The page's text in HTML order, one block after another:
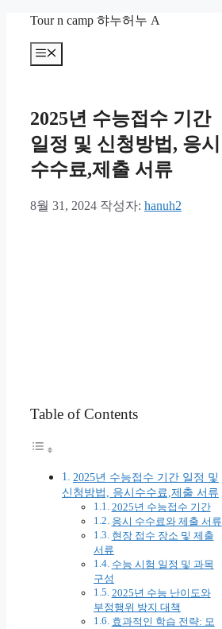
Tour n camp 햐누허누 A
메
뉴
2025년 수능접수 기간
일정 및 신청방법, 응시
수수료,제출 서류
8월 31, 2024 작성자: hanuh2
Table of Contents
2025년 수능접수 기간 일정 및
신청방법, 응시수수료,제출 서류
2025년 수능접수 기간
응시 수수료와 제출 서류
현장 접수 장소 및 제출
서류
수능 시험 일정 및 과목
구성
2025년 수능 난이도와
부정행위 방지 대책
효과적인 학습 전략: 모